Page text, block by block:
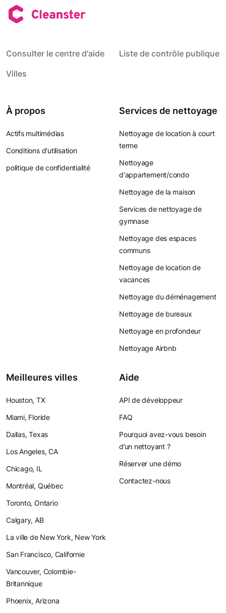
Consulter le centre d'aide
Liste de contrôle publique
Villes
À propos
Actifs multimédias
Conditions d'utilisation
politique de confidentialité
Services de nettoyage
Nettoyage de location à court
terme
Nettoyage
d'appartement/condo
Nettoyage de la maison
Services de nettoyage de
gymnase
Nettoyage des espaces
communs
Nettoyage de location de
vacances
Nettoyage du déménagement
Nettoyage de bureaux
Nettoyage en profondeur
Nettoyage Airbnb
Meilleures villes
Houston, TX
Miami, Floride
Dallas, Texas
Los Angeles, CA
Chicago, IL
Montréal, Québec
Toronto, Ontario
Calgary, AB
La ville de New York, New York
San Francisco, Californie
Vancouver, Colombie-
Britannique
Phoenix, Arizona
Aide
API de développeur
FAQ
Pourquoi avez-vous besoin
d’un nettoyant ?
Réserver une démo
Contactez-nous